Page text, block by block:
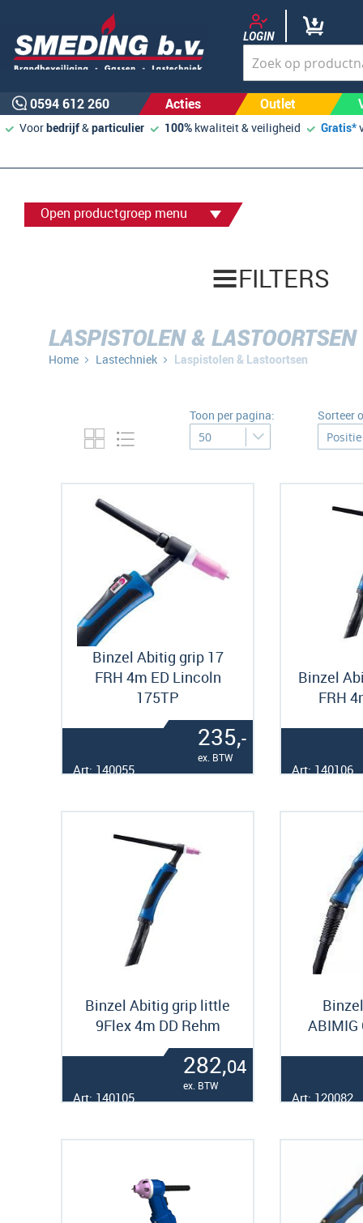
LOGIN
0594 612 260 Acties Outlet
Voorbedrijf&particulier 100% kwaliteit & veiligheid Gratis*
FILTERS
LASPISTOLEN & LASTOORTSEN
Home Lastechniek Laspistolen & Lastoortsen
Toon per pagina: Sorteer
Binzel Abitig grip 17
FRH 4m ED Lincoln
175TP
235,-
ex. BTW
Art: 140055
Binzel
FRH
Art: 140106
Binzel Abitig grip little
9Flex 4m DD Rehm
282,04
ex. BTW
Art: 140105
ABIMIG
Art: 120082
Open productgroep menu